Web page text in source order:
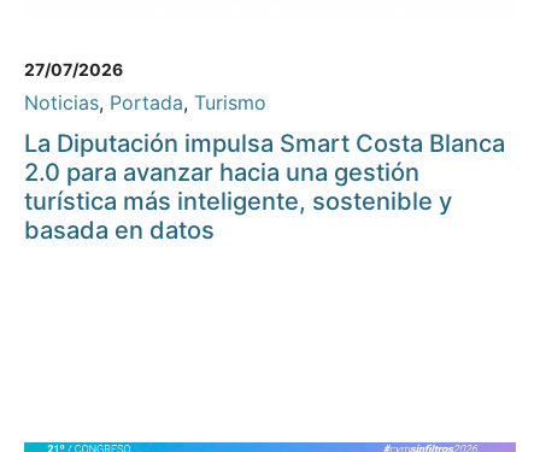
27/07/2026
Noticias, Portada, Turismo
La Diputación impulsa Smart Costa Blanca
2.0 para avanzar hacia una gestión
turística más inteligente, sostenible y
basada en datos